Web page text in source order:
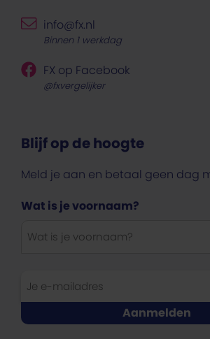
Blijf op de hoogte
Meld je aan en betaal geen dag
Wat is je voornaam?
info@fx.nl
Binnen 1 werkdag
FX op Facebook
@fxvergelijker